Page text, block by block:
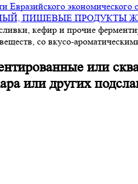
экономического
ПИЩЕВЫЕ ПРОДУКТЫ
кефир и прочие
со вкусо-
или
или других